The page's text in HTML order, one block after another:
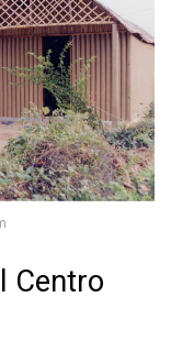
Centro